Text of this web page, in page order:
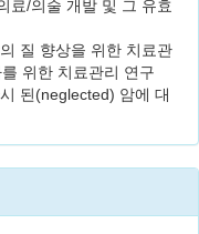
료/의술 개발 및 그 유효
질 향상을 위한 치료관
위한 치료관리 연구
된(neglected) 암에 대